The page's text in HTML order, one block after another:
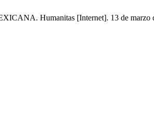
Humanitas [Internet]. 13 de marzo